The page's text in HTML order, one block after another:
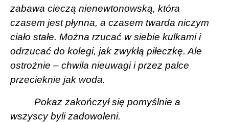
zabawa cieczą nienewtonowską, która
czasem jest płynna, a czasem twarda niczym
ciało stałe. Można rzucać w siebie kulkami i
odrzucać do kolegi, jak zwykłą piłeczkę. Ale
ostrożnie – chwila nieuwagi i przez palce
przecieknie jak woda.
Pokaz zakończył się pomyślnie a
wszyscy byli zadowoleni.